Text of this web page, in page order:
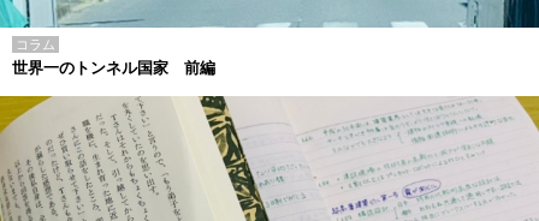
コラム
世界一のトンネル国家 前編